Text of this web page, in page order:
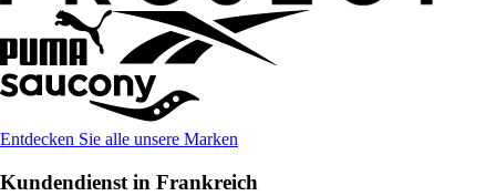
Entdecken Sie alle unsere Marken
Kundendienst in Frankreich